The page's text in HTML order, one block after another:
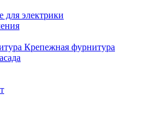
электрики
Крепежная фурнитура